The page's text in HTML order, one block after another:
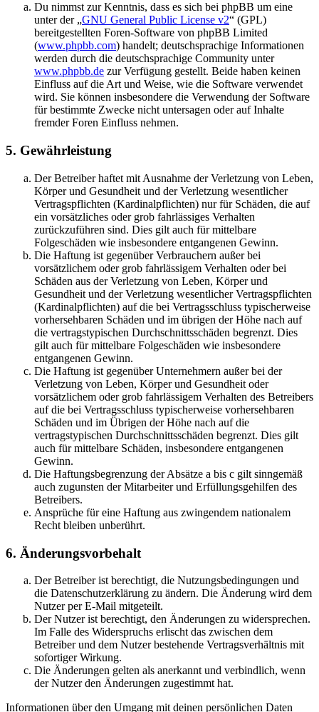
Du nimmst zur Kenntnis, dass es sich bei phpBB um eine
unter der „GNU General Public License v2“ (GPL)
bereitgestellten Foren-Software von phpBB Limited
(www.phpbb.com) handelt; deutschsprachige Informationen
werden durch die deutschsprachige Community unter
www.phpbb.de zur Verfügung gestellt. Beide haben keinen
Einfluss auf die Art und Weise, wie die Software verwendet
wird. Sie können insbesondere die Verwendung der Software
für bestimmte Zwecke nicht untersagen oder auf Inhalte
fremder Foren Einfluss nehmen.
5. Gewährleistung
Der Betreiber haftet mit Ausnahme der Verletzung von Leben,
Körper und Gesundheit und der Verletzung wesentlicher
Vertragspflichten (Kardinalpflichten) nur für Schäden, die auf
ein vorsätzliches oder grob fahrlässiges Verhalten
zurückzuführen sind. Dies gilt auch für mittelbare
Folgeschäden wie insbesondere entgangenen Gewinn.
Die Haftung ist gegenüber Verbrauchern außer bei
vorsätzlichem oder grob fahrlässigem Verhalten oder bei
Schäden aus der Verletzung von Leben, Körper und
Gesundheit und der Verletzung wesentlicher Vertragspflichten
(Kardinalpflichten) auf die bei Vertragsschluss typischerweise
vorhersehbaren Schäden und im übrigen der Höhe nach auf
die vertragstypischen Durchschnittsschäden begrenzt. Dies
gilt auch für mittelbare Folgeschäden wie insbesondere
entgangenen Gewinn.
Die Haftung ist gegenüber Unternehmern außer bei der
Verletzung von Leben, Körper und Gesundheit oder
vorsätzlichem oder grob fahrlässigem Verhalten des Betreibers
auf die bei Vertragsschluss typischerweise vorhersehbaren
Schäden und im Übrigen der Höhe nach auf die
vertragstypischen Durchschnittsschäden begrenzt. Dies gilt
auch für mittelbare Schäden, insbesondere entgangenen
Gewinn.
Die Haftungsbegrenzung der Absätze a bis c gilt sinngemäß
auch zugunsten der Mitarbeiter und Erfüllungsgehilfen des
Betreibers.
Ansprüche für eine Haftung aus zwingendem nationalem
Recht bleiben unberührt.
6. Änderungsvorbehalt
Der Betreiber ist berechtigt, die Nutzungsbedingungen und
die Datenschutzerklärung zu ändern. Die Änderung wird dem
Nutzer per E-Mail mitgeteilt.
Der Nutzer ist berechtigt, den Änderungen zu widersprechen.
Im Falle des Widerspruchs erlischt das zwischen dem
Betreiber und dem Nutzer bestehende Vertragsverhältnis mit
sofortiger Wirkung.
Die Änderungen gelten als anerkannt und verbindlich, wenn
der Nutzer den Änderungen zugestimmt hat.
Informationen über den Umgang mit deinen persönlichen Daten